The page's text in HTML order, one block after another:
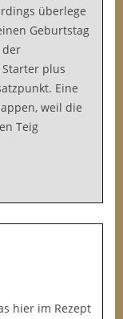
überlege
Geburtstag
der
plus
Eine
weil die
Teig
hier im Rezept